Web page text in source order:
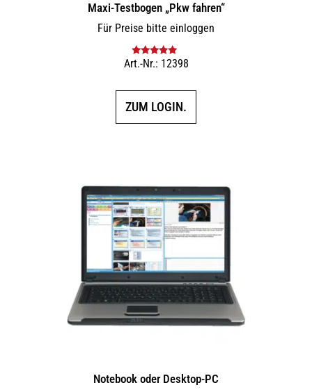
Maxi-Testbogen „Pkw fahren“
Für Preise bitte einloggen
Bewertet mit
Art.-Nr.: 12398
ZUM LOGIN.
Notebook oder Desktop-PC